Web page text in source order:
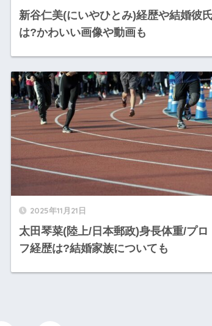
新谷仁美(にいやひとみ)経歴や結婚彼氏
は?かわいい画像や動画も
2025年11月21日
太田琴菜(陸上/日本郵政)身長体重/プロ
フ経歴は?結婚家族についても